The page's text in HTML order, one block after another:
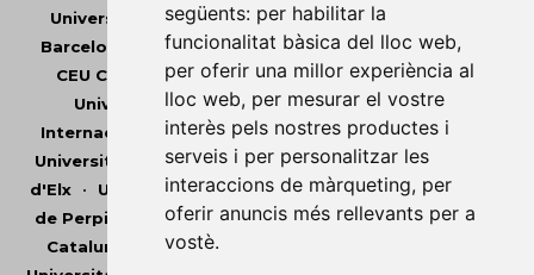
següents: per habilitar la
funcionalitat bàsica del lloc web,
per oferir una millor experiència al
lloc web, per mesurar el vostre
interès pels nostres productes i
serveis i per personalitzar les
interaccions de màrqueting, per
oferir anuncis més rellevants per a
vostè.
Universitat d'Andorra•Universitat Autònoma de
Barcelona
Universitat de Barcelona•Universitat
CEU Cardenal Herrera•Universitat de Girona •
Universitat de les Illes Balears• Universitat
Internacional de Catalunya•Universitat Jaume I
Universitat de Lleida• Universitat Miguel Hernández
d'Elx• Universitat Oberta de Catalunya•Universitat
de Perpinyà Via Domitia•Universitat Politècnica de
Catalunya
Universitat Politècnica de València